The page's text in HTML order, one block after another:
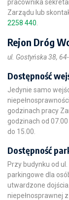
pracownika
Zarządu lub
2258 440
Rejon Dróg
ul. Gostyńska 38,
Dostępność
Jedynie samo
godzinach pracy
godzinach od 07.00
do 15.00.
Dostępność
Przy budynku od
parkingowe dla
utwardzone
niepełnosprawnej